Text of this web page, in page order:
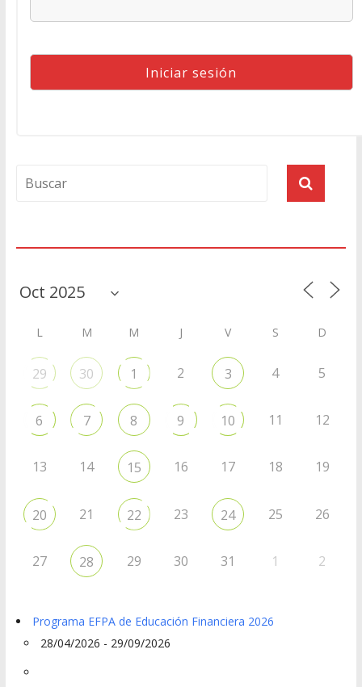
L M M J V S D
29 30 1 2 3 4 5
6 7 8 9 10 11 12
13 14 15 16 17 18 19
20 21 22 23 24 25 26
27 28 29 30 31 1 2
Programa EFPA de Educación Financiera 2026
28/04/2026 - 29/09/2026